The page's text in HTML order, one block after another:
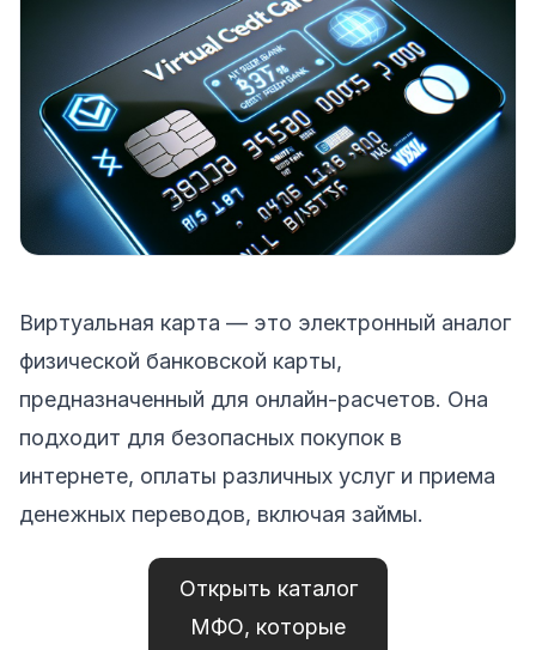
Виртуальная карта — это электронный аналог
физической банковской карты,
предназначенный для онлайн-расчетов. Она
подходит для безопасных покупок в
интернете, оплаты различных услуг и приема
денежных переводов, включая займы.
Открыть каталог
МФО, которые